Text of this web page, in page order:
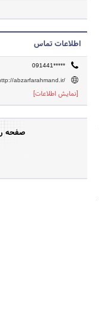
اطلاعات تماس
091441*****
abzarfarahmand.ir/
[نمایش اطلاعات]
صفحه